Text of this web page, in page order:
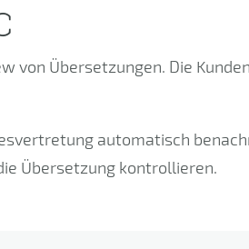
von Übersetzungen. Die
automatisch
Übersetzung kontrollieren.